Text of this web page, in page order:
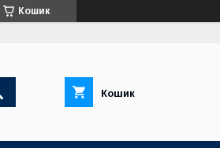
Кошик
Кошик